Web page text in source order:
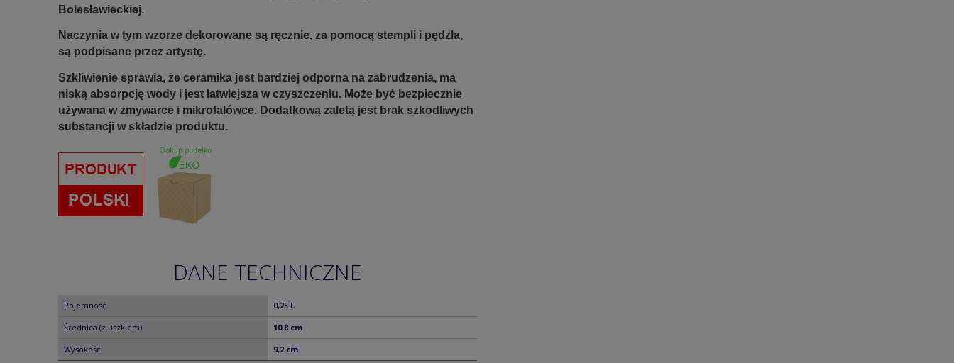
Bolesławieckiej.
Naczynia w tym wzorze dekorowane są ręcznie, za pomocą stempli i pędzla,
są podpisane przez artystę.
Szkliwienie sprawia, że ceramika jest bardziej odporna na zabrudzenia, ma
niską absorpcję wody i jest łatwiejsza w czyszczeniu. Może być bezpiecznie
używana w zmywarce i mikrofalówce. Dodatkową zaletą jest brak szkodliwych
substancji w składzie produktu.
DANE TECHNICZNE
Pojemność 0,25 L
Średnica (z uszkiem) 10,8 cm
Wysokość 9,2 cm